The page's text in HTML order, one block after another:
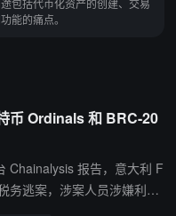
包括代币化资产的创建、交易
能的痛点。
币 Ordinals 和 BRC-20
Chainalysis 报告，意大利 F
务逃案，涉案人员涉嫌利用